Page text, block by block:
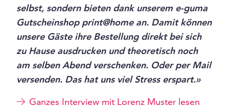
selbst, sondern bieten dank unserem e-guma
Gutscheinshop print@home an. Damit können
unsere Gäste ihre Bestellung direkt bei sich
zu Hause ausdrucken und theoretisch noch
am selben Abend verschenken. Oder per Mail
versenden. Das hat uns viel Stress erspart.»
Ganzes Interview mit Lorenz Muster lesen